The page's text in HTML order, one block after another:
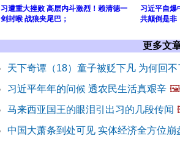
习遭重大挫败 高层内斗激烈！赖清德一
剑封喉 战狼夹尾巴；
习近平自爆
共颠倒是非
更多文
天下奇谭（18）童子被贬下凡 为何回不
习近平年年的问候 透农民生活真艰辛 🖼️
马来西亚国王的眼泪引出习的几段传闻
中国大萧条到处可见 实体经济全方位崩